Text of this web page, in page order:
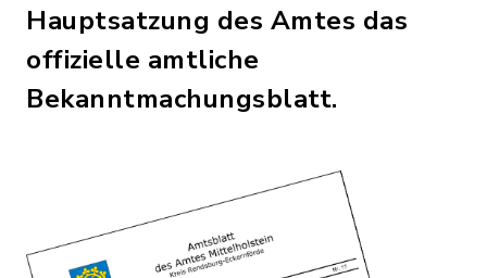
Hauptsatzung des Amtes das
offizielle amtliche
Bekanntmachungsblatt.